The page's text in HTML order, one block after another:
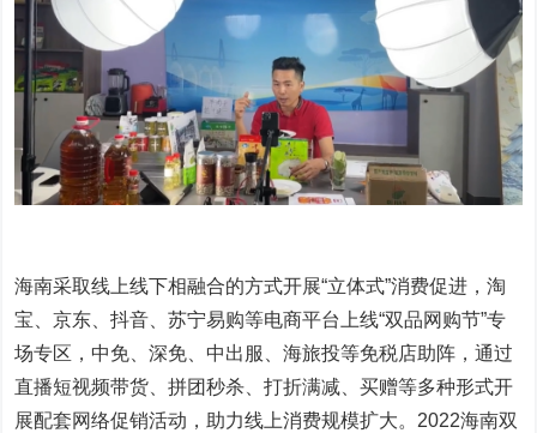
海南采取线上线下相融合的方式开展“立体式”消费促进，淘
宝、京东、抖音、苏宁易购等电商平台上线“双品网购节”专
场专区，中免、深免、中出服、海旅投等免税店助阵，通过
直播短视频带货、拼团秒杀、打折满减、买赠等多种形式开
展配套网络促销活动，助力线上消费规模扩大。2022海南双